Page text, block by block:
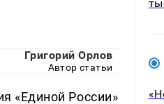
Григорий Орлов
Автор статьи
«Единой России»